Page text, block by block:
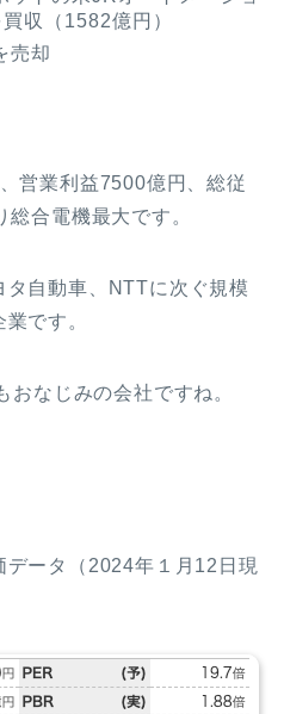
収（1582億円）
売却
営業利益7500億円、総従
合電機最大です。
タ自動車、NTTに次ぐ規模
です。
おなじみの会社ですね。
ータ（2024年１月12日現